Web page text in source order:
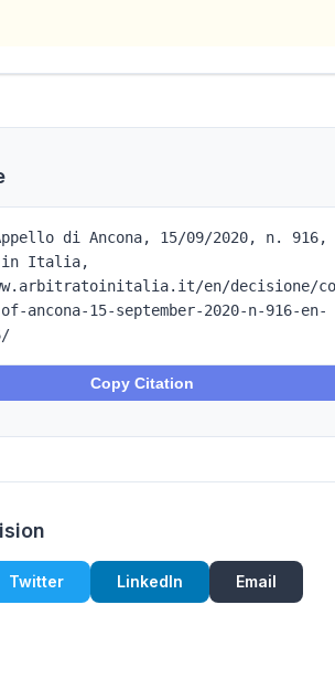
di Ancona, 15/09/2020, n.
in Italia,
en/decisione/
ancona-15-september-2020-n-916-en-
Copy Citation
Twitter LinkedIn Email